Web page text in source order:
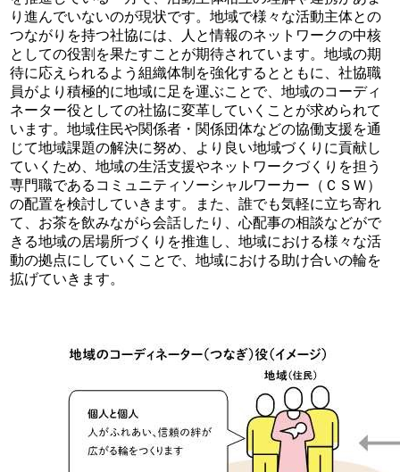
り進んでいないのが現状です。地域で様々な活動主体との
つながりを持つ社協には、人と情報のネットワークの中核
としての役割を果たすことが期待されています。地域の期
待に応えられるよう組織体制を強化するとともに、社協職
員がより積極的に地域に足を運ぶことで、地域のコーディ
ネーター役としての社協に変革していくことが求められて
います。地域住民や関係者・関係団体などの協働支援を通
じて地域課題の解決に努め、より良い地域づくりに貢献し
ていくため、地域の生活支援やネットワークづくりを担う
専門職であるコミュニティソーシャルワーカー（ＣＳＷ）
の配置を検討していきます。また、誰でも気軽に立ち寄れ
て、お茶を飲みながら会話したり、心配事の相談などがで
きる地域の居場所づくりを推進し、地域における様々な活
動の拠点にしていくことで、地域における助け合いの輪を
拡げていきます。